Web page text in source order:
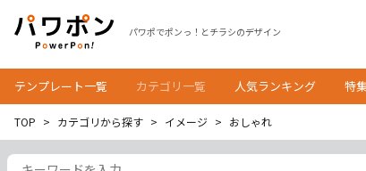
パワポでポンっ！とチラシのデザイン
テンプレート一覧 カテゴリ一覧 人気ランキング 特
TOP カテゴリから探す イメージ おしゃれ